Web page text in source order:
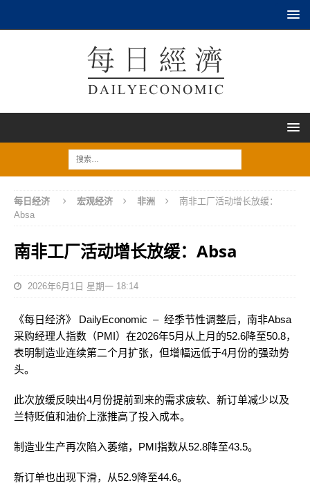
每日经济 宏观经济 非洲
南非工厂活动增长放缓：
Absa
南非工厂活动增长放缓：Absa
2026年6月1日 星期一 18:14
《每日经济》 DailyEconomic – 经季节性调整后，南非Absa
采购经理人指数（PMI）在2026年5月从上月的52.6降至50.8，
表明制造业连续第二个月扩张，但增幅远低于4月份的强劲势
头。
此次放缓反映出4月份提前到来的需求疲软、新订单减少以及
兰特贬值和油价上涨推高了投入成本。
制造业生产再次陷入萎缩，PMI指数从52.8降至43.5。
新订单也出现下滑，从52.9降至44.6。